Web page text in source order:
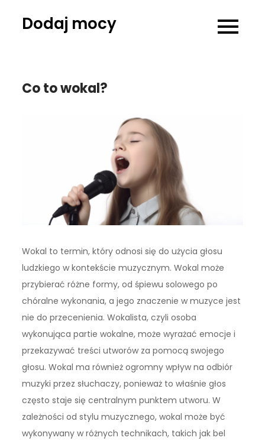
Dodaj mocy
Co to wokal?
Wokal to termin, który odnosi się do użycia głosu
ludzkiego w kontekście muzycznym. Wokal może
przybierać różne formy, od śpiewu solowego po
chóralne wykonania, a jego znaczenie w muzyce jest
nie do przecenienia. Wokalista, czyli osoba
wykonująca partie wokalne, może wyrażać emocje i
przekazywać treści utworów za pomocą swojego
głosu. Wokal ma również ogromny wpływ na odbiór
muzyki przez słuchaczy, ponieważ to właśnie głos
często staje się centralnym punktem utworu. W
zależności od stylu muzycznego, wokal może być
wykonywany w różnych technikach, takich jak bel